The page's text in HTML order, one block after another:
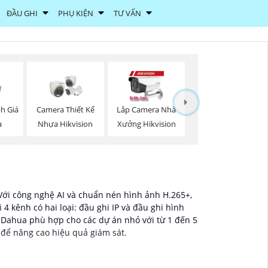
ĐẦU GHI PHỤ KIỆN TƯ VẤN
Giá
Camera Thiết Kế
Nhựa Hikvision
Lắp Camera Nhà
Xưởng Hikvision
công nghệ AI và chuẩn nén hình ảnh H.265+,
kênh có hai loại: đầu ghi IP và đầu ghi hình
phù hợp cho các dự án nhỏ với từ 1 đến 5
nâng cao hiệu quả giám sát.